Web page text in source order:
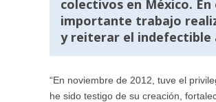
colectivos en México.
importante trabajo
y reiterar el indefectible
“En noviembre de 2012, tuve el
he sido testigo de su creación,